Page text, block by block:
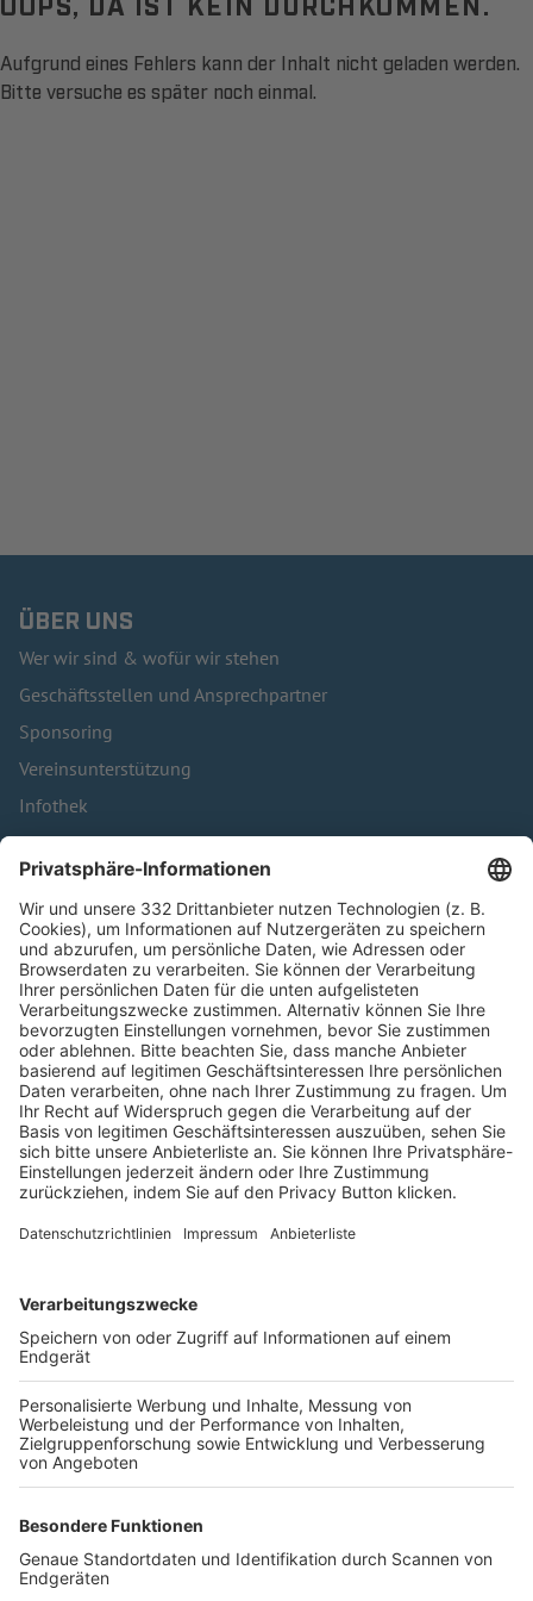
Aufgrund eines Fehlers kann der Inhalt nicht geladen werden.
Bitte versuche es später noch einmal.
ÜBER UNS
Wer wir sind & wofür wir stehen
Geschäftsstellen und Ansprechpartner
Sponsoring
Vereinsunterstützung
Infothek
Kontakt
HÄUFIG BESUCHTE SEITEN
Pässe und Vereinswechsel
Trainerausbildung
Schulungsangebot Vereinsmitarbeiter
BFV-Geschäftsstellen
Trainerbörse
Login SpielPlus
FOLGE DEM BFV
TOP-VEREINE
TOP-PARTNER